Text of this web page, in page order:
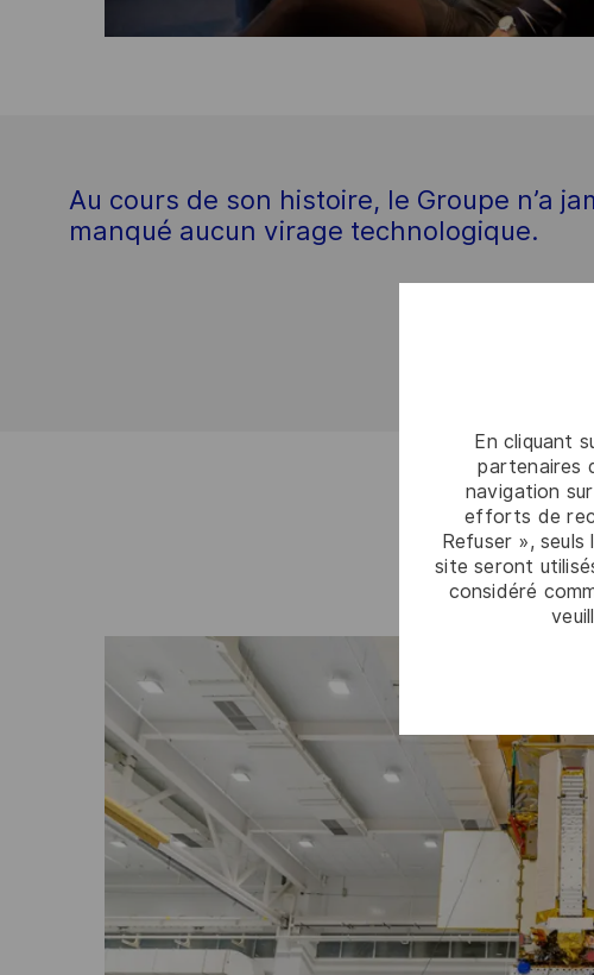
En cliquant
partenaires
navigation
efforts de
Refuser »,
site seront
considéré
Au cours de son histoire, le Groupe n’a
manqué aucun virage technologique.